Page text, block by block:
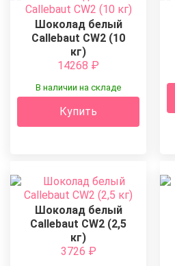
Шоколад белый
Callebaut CW2 (10
кг)
14268 ₽
В наличии на складе
Купить
Шоколад белый
Callebaut CW2 (2,5
кг)
3726 ₽